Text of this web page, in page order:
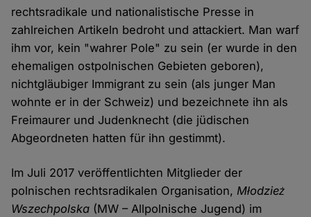
rechtsradikale und nationalistische Presse in
zahlreichen Artikeln bedroht und attackiert. Man warf
ihm vor, kein "wahrer Pole" zu sein (er wurde in den
ehemaligen ostpolnischen Gebieten geboren),
nichtgläubiger Immigrant zu sein (als junger Man
wohnte er in der Schweiz) und bezeichnete ihn als
Freimaurer und Judenknecht (die jüdischen
Abgeordneten hatten für ihn gestimmt).
Im Juli 2017 veröffentlichten Mitglieder der
polnischen rechtsradikalen Organisation,Młodzież
Wszechpolska (MW – Allpolnische Jugend) im